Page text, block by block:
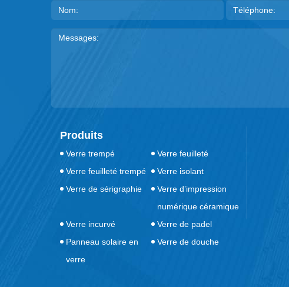
Produits
Verre trempé
Verre feuilleté
Verre feuilleté trempé
Verre isolant
Verre de sérigraphie
Verre d’impression
numérique céramique
Verre incurvé
Verre de padel
Panneau solaire en
verre
Verre de douche